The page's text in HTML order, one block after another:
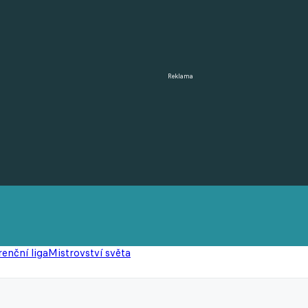
Reklama
ligaMistrovství světa